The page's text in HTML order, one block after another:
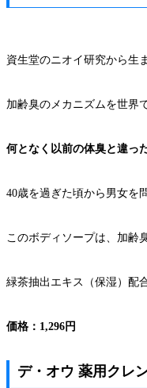
資生堂のニオイ研究から生
加齢臭のメカニズムを世界
何となく以前の体臭と違っ
40歳を過ぎた頃から男女を
このボディソープは、加齢
緑茶抽出エキス（保湿）配
価格：1,296円
デ・オウ 薬用クレ